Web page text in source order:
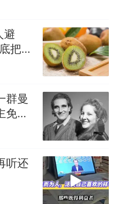
避
把谁
群曼
免费
人数
听还